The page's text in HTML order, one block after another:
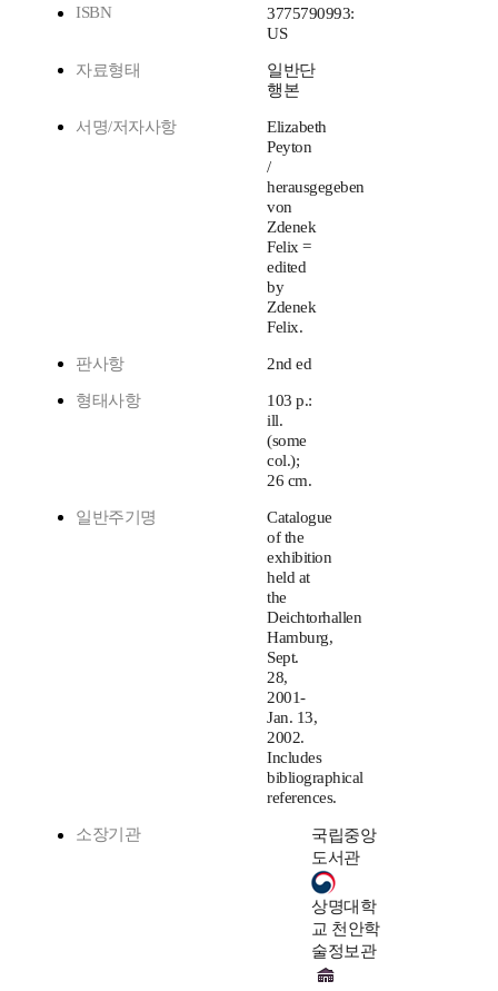
ISBN
3775790993:
US
자료형태
일반단
행본
서명/저자사항
Elizabeth
Peyton
/
herausgegeben
von
Zdenek
Felix =
edited
by
Zdenek
Felix.
판사항 2nd ed
형태사항
103 p.:
ill.
(some
col.);
26 cm.
일반주기명
Catalogue
of the
exhibition
held at
the
Deichtorhallen
Hamburg,
Sept.
28,
2001-
Jan. 13,
2002.
Includes
bibliographical
references.
소장기관
국립중앙
도서관
상명대학
교 천안학
술정보관